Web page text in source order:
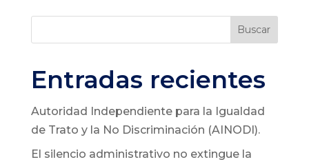
Buscar
Entradas recientes
Autoridad Independiente para la Igualdad
de Trato y la No Discriminación (AINODI).
El silencio administrativo no extingue la